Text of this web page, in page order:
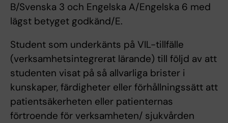
B/Svenska 3 och Engelska A/Engelska 6 med
lägst betyget godkänd/E.
Student som underkänts på VIL-tillfälle
(verksamhetsintegrerat lärande) till följd av att
studenten visat på så allvarliga brister i
kunskaper, färdigheter eller förhållningssätt att
patientsäkerheten eller patienternas
förtroende för verksamheten/ sjukvården